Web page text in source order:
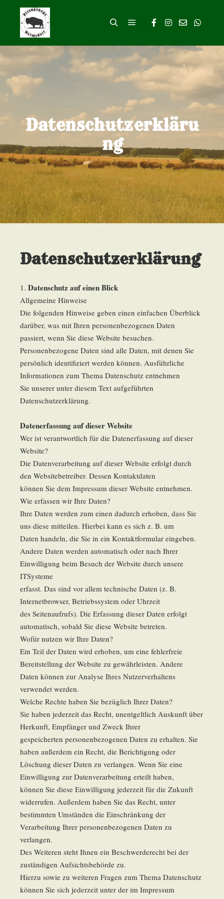
Datenschutzerkläru
ng
Datenschutzerklärung
1. Datenschutz auf einen Blick
Allgemeine Hinweise
Die folgenden Hinweise geben einen einfachen Überblick
darüber, was mit Ihren personenbezogenen Daten
passiert, wenn Sie diese Website besuchen.
Personenbezogene Daten sind alle Daten, mit denen Sie
persönlich identifiziert werden können. Ausführliche
Informationen zum Thema Datenschutz entnehmen
Sie unserer unter diesem Text aufgeführten
Datenschutzerklärung.
Datenerfassung auf dieser Website
Wer ist verantwortlich für die Datenerfassung auf dieser
Website?
Die Datenverarbeitung auf dieser Website erfolgt durch
den Websitebetreiber. Dessen Kontaktdaten
können Sie dem Impressum dieser Website entnehmen.
Wie erfassen wir Ihre Daten?
Ihre Daten werden zum einen dadurch erhoben, dass Sie
uns diese mitteilen. Hierbei kann es sich z. B. um
Daten handeln, die Sie in ein Kontaktformular eingeben.
Andere Daten werden automatisch oder nach Ihrer
Einwilligung beim Besuch der Website durch unsere
ITSysteme
erfasst. Das sind vor allem technische Daten (z. B.
Internetbrowser, Betriebssystem oder Uhrzeit
des Seitenaufrufs). Die Erfassung dieser Daten erfolgt
automatisch, sobald Sie diese Website betreten.
Wofür nutzen wir Ihre Daten?
Ein Teil der Daten wird erhoben, um eine fehlerfreie
Bereitstellung der Website zu gewährleisten. Andere
Daten können zur Analyse Ihres Nutzerverhaltens
verwendet werden.
Welche Rechte haben Sie bezüglich Ihrer Daten?
Sie haben jederzeit das Recht, unentgeltlich Auskunft über
Herkunft, Empfänger und Zweck Ihrer
gespeicherten personenbezogenen Daten zu erhalten. Sie
haben außerdem ein Recht, die Berichtigung oder
Löschung dieser Daten zu verlangen. Wenn Sie eine
Einwilligung zur Datenverarbeitung erteilt haben,
können Sie diese Einwilligung jederzeit für die Zukunft
widerrufen. Außerdem haben Sie das Recht, unter
bestimmten Umständen die Einschränkung der
Verarbeitung Ihrer personenbezogenen Daten zu
verlangen.
Des Weiteren steht Ihnen ein Beschwerderecht bei der
zuständigen Aufsichtsbehörde zu.
Hierzu sowie zu weiteren Fragen zum Thema Datenschutz
können Sie sich jederzeit unter der im Impressum